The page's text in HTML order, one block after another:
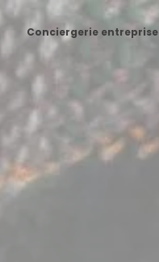
Conciergerie entreprise